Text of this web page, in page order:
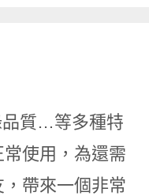
品質…等多種特
使用，為還需
帶來一個非常